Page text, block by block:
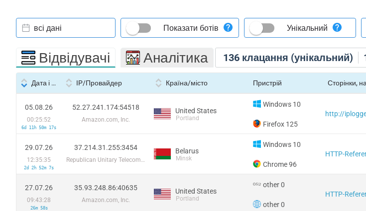
136 клацання (унікальний)
всі дані Показати ботів Унікальний
Відвідувачі Аналітика
Дата і час IP/Провайдер Країна/місто Пристрій Сторінки,
05.08.26
00:25:52
6d 11h 50m 17s
52.27.241.174:54518
Amazon.com, Inc.
United States
Portland
Windows 10
Firefox 125
http://
29.07.26
12:35:35
2d 2h 52m 7s
37.214.31.255:3454
Republican Unitary Telecommunication Enterprise Beltelecom
Belarus
Minsk
Windows 10
Chrome 96
HTTP-
27.07.26
09:43:28
26m 58s
35.93.248.86:40635
Amazon.com, Inc.
United States
Portland
other 0
other 0
HTTP-